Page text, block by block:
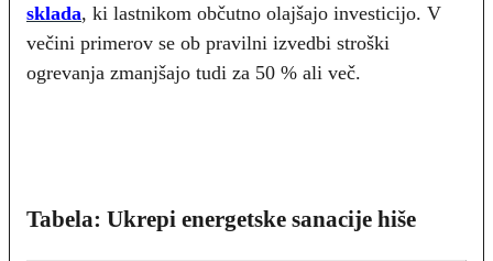
sklada, ki lastnikom občutno olajšajo investicijo. V
večini primerov se ob pravilni izvedbi stroški
ogrevanja zmanjšajo tudi za 50 % ali več.
Tabela: Ukrepi energetske sanacije hiše